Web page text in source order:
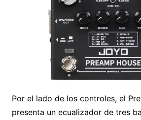
Por el lado de los controles, el
presenta un ecualizador de tres